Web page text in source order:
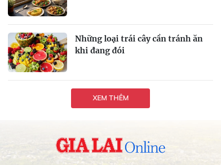
Những loại trái cây cần tránh ăn
khi đang đói
XEM THÊM